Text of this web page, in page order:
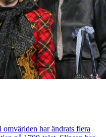
har ändrats flera